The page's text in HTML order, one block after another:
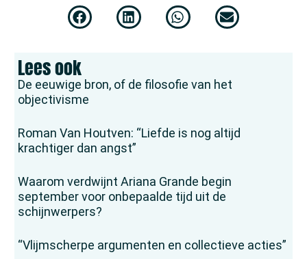
Lees ook
De eeuwige bron, of de filosofie van het
objectivisme
Roman Van Houtven: “Liefde is nog altijd
krachtiger dan angst”
Waarom verdwijnt Ariana Grande begin
september voor onbepaalde tijd uit de
schijnwerpers?
“Vlijmscherpe argumenten en collectieve acties”